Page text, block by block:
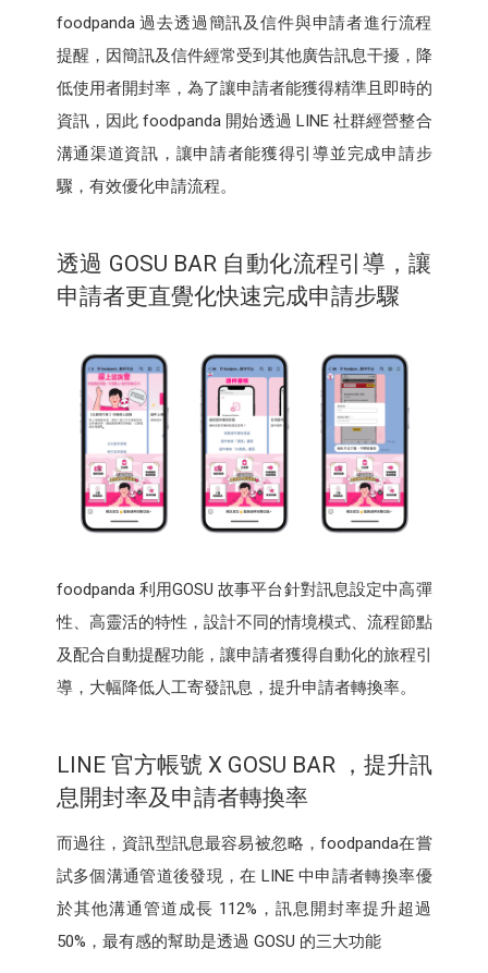
foodpanda 過去透過簡訊及信件與申請者進行流程
提醒，因簡訊及信件經常受到其他廣告訊息干擾，降
低使用者開封率，為了讓申請者能獲得精準且即時的
資訊，因此 foodpanda 開始透過 LINE 社群經營整合
溝通渠道資訊，讓申請者能獲得引導並完成申請步
驟，有效優化申請流程。
透過 GOSU BAR 自動化流程引導，讓
申請者更直覺化快速完成申請步驟
foodpanda 利用GOSU 故事平台針對訊息設定中高彈
性、高靈活的特性，設計不同的情境模式、流程節點
及配合自動提醒功能，讓申請者獲得自動化的旅程引
導，大幅降低人工寄發訊息，提升申請者轉換率。
LINE 官方帳號 X GOSU BAR ，提升訊
息開封率及申請者轉換率
而過往，資訊型訊息最容易被忽略，foodpanda在嘗
試多個溝通管道後發現，在 LINE 中申請者轉換率優
於其他溝通管道成長 112%，訊息開封率提升超過
50%，最有感的幫助是透過 GOSU 的三大功能